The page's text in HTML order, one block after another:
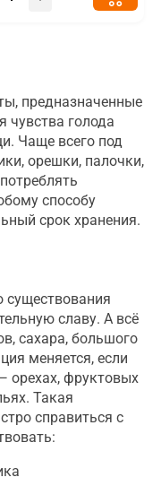
предназначенные
чувства голода
Чаще всего под
орешки, палочки,
способу
срок хранения.
существования
славу. А всё
сахара, большого
меняется, если
орехах, фруктовых
Такая
справиться с